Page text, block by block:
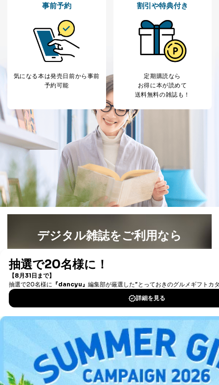
東京都渋谷区南平台町16-11
代表取締役会長 西野 伸一郎
個人情報保護管理者: 経営管理グループディレクター 前
田 嘉也
２．利用目的
当社が取り扱う開示対象個人情報の利用目的は次のとお
りです。
当社の定期購読サ
ービス等をご利用
の方の個人情報
購入商品の配送のため
商品代金回収のため
ｅメール等による商品、サービ
ス、キャンペーン等の広告の案内
のため
個人が特定できない形で取得した
閲覧履歴や購買履歴等の情報を分
析して、趣味・嗜好に
応じた新商品・サービスに関する
広告のため
2
当社にお問合わせ
いただいた方の個
お問い合わせ対応、トラブル対
処、オペレーター教育など応対品
3
当社カスタマーQ＆
Aサービス利用者
カスタマーQ＆Aサイトの投稿内容
の確認のため
サイトのサービス内容のご案内の
ため
ス、キャンペーン等の広告に関す
るご案内のため
採用応募者の方の
個人情報
人事、総務などの雇用管理等のた
め
パートナー（提携
企業）からの委託
により当社の
定期購読サービス
等をご利用の方の
購入商品配送のため
提携企業及びお客様がご購入され
た商品の発売元企業からのｅメー
ル等による商品、
サービス、キャンペーン等の広告
事前予約
気になる本は発売日前から事前
予約可能
割引や特典付き
定期購読なら
お得に本が読めて
送料無料の雑誌も！
デジタル雑誌をご利用なら
書籍）が無料で読み放題！
DOWNLOAD FOR IOS
DOWNLOAD FOR ANDROID
ご利用方法はこちら